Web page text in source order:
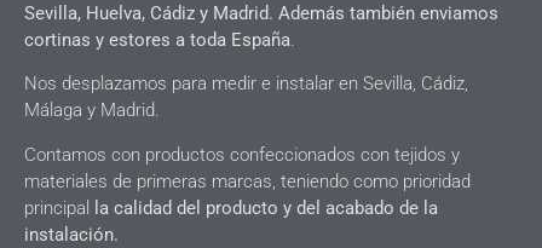
Sevilla, Huelva, Cádiz y Madrid. Además también enviamos
cortinas y estores a toda España.
Nos desplazamos para medir e instalar en Sevilla, Cádiz,
Málaga y Madrid.
Contamos con productos confeccionados con tejidos y
materiales de primeras marcas, teniendo como prioridad
principal
la calidad del producto y del acabado de la
instalación.